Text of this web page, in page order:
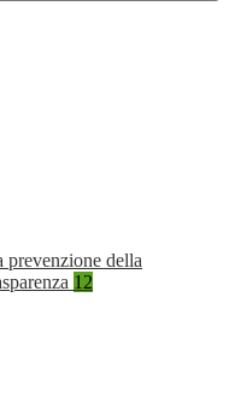
prevenzione della
12